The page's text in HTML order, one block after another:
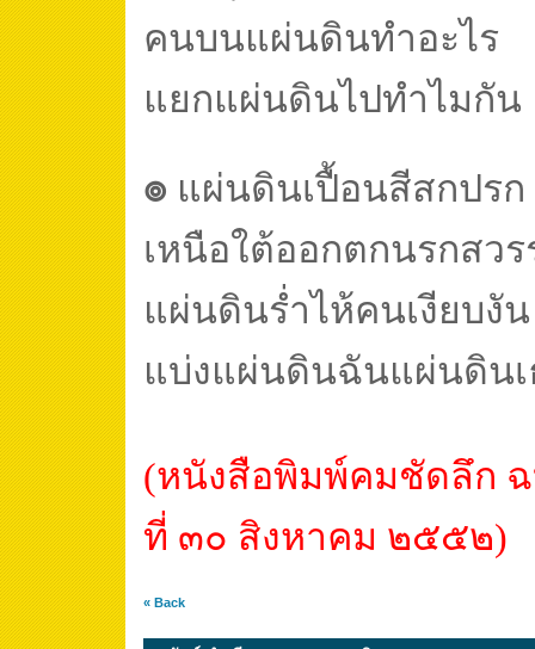
คนบนแผ่นดินทำอะไร
แยกแผ่นดินไปทำไมกัน
๏ แผ่นดินเปื้อนสีสกปรก
เหนือใต้ออกตกนรกสว
แผ่นดินร่ำไห้คนเงียบงั
แบ่งแผ่นดินฉันแผ่นดินเ
(หนังสือพิมพ์คมชัดลึก
ที่ ๓๐ สิงหาคม ๒๕๕๒)
« Back